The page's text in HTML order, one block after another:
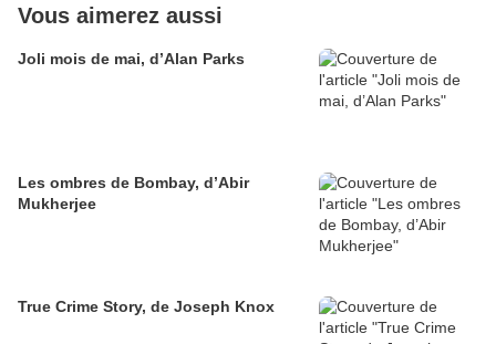
Vous aimerez aussi
Joli mois de mai, d’Alan Parks
Les ombres de Bombay, d’Abir
Mukherjee
True Crime Story, de Joseph Knox